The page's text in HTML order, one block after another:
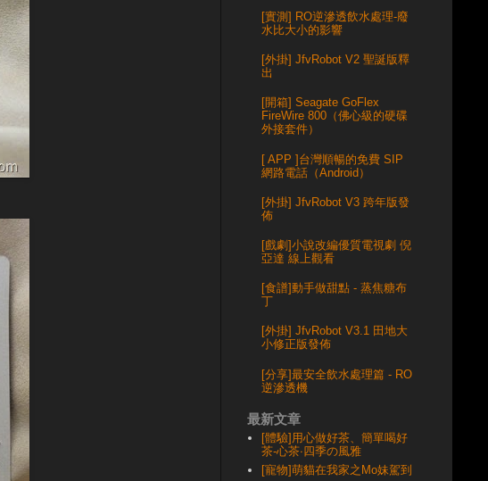
[實測] RO逆滲透飲水處理-廢
水比大小的影響
[外掛] JfvRobot V2 聖誕版釋
出
[開箱] Seagate GoFlex
FireWire 800（佛心級的硬碟
外接套件）
[ APP ]台灣順暢的免費 SIP
網路電話（Android）
[外掛] JfvRobot V3 跨年版發
佈
[戲劇]小說改編優質電視劇 倪
亞達 線上觀看
[食譜]動手做甜點 - 蒸焦糖布
丁
[外掛] JfvRobot V3.1 田地大
小修正版發佈
[分享]最安全飲水處理篇 - RO
逆滲透機
最新文章
[體驗]用心做好茶、簡單喝好
茶-心茶‧四季の風雅
[寵物]萌貓在我家之Mo妹駕到